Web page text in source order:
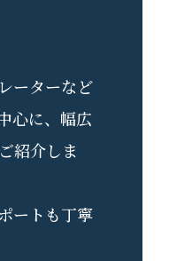
ーターなど
心に、幅広
紹介しま
ートも丁寧